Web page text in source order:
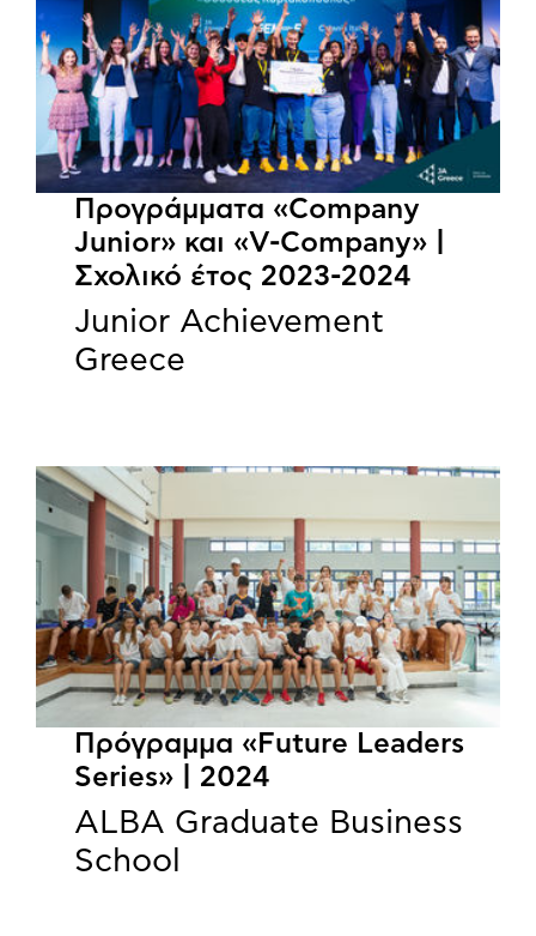
Προγράμματα «Company
Junior» και «V-Company» |
Σχολικό έτος 2023-2024
Junior Achievement
Greece
Πρόγραμμα «Future Leaders
Series» | 2024
ALBA Graduate Business
School